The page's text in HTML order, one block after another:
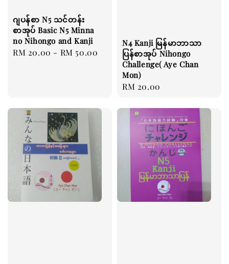
ဂျပန်စာ N5 သင်တန်း
စာအုပ် Basic N5 Minna
no Nihongo and Kanji
Regular
RM 20.00 - RM 50.00
N4 Kanji မြန်မာဘာသာ
ပြန်စာအုပ် Nihongo
Challenge( Aye Chan
Mon)
Regular
RM 20.00